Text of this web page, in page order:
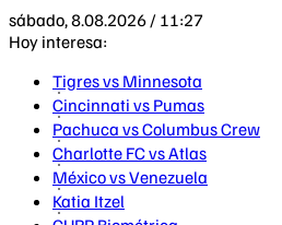
sábado, 8.08.2026 / 11:27
Hoy interesa:
Tigres vs Minnesota
Cincinnati vs Pumas
Pachuca vs Columbus Crew
Charlotte FC vs Atlas
México vs Venezuela
Katia Itzel